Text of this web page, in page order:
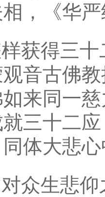
，《华
获得三
音古佛
来同一
三十二
体大悲
众生悲